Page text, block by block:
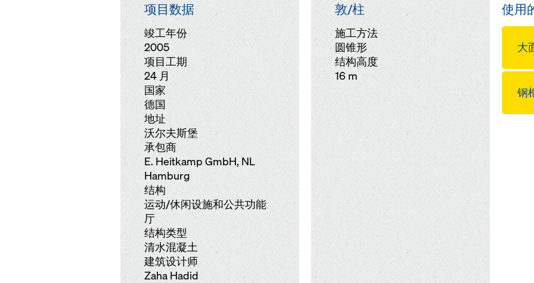
项目数据
竣工年份
2005
项目工期
24 月
国家
德国
地址
沃尔夫斯堡
承包商
E. Heitkamp GmbH, NL
Hamburg
结构
运动/休闲设施和公共功能
厅
结构类型
清水混凝土
建筑设计师
Zaha Hadid
敦/柱
施工方法
圆锥形
结构高度
16 m
使用
大
钢